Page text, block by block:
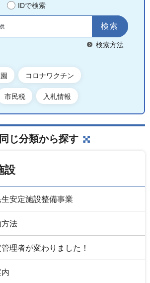
IDで検索
索
検索方法
コロナワクチン
市民税 入札情報
同じ分類から探す
設
安定施設整備事業
法
理者が変わりました！